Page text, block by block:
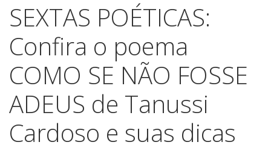
SEXTAS POÉTICAS:
Confira o poema
COMO SE NÃO FOSSE
ADEUS de Tanussi
Cardoso e suas dicas